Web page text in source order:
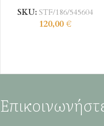
SKU: STF/186/545604
120,00€